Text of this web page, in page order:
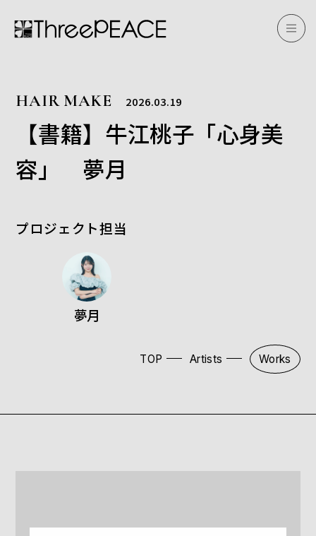
HAIR MAKE 2026.03.19
【書籍】牛江桃子「心身美
容」 夢月
プロジェクト担当
夢月
TOP Artists Works